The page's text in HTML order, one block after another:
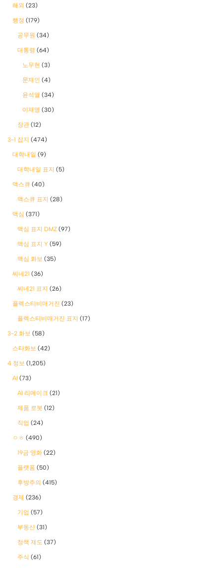
해외 (23)
행정 (179)
공무원 (34)
대통령 (64)
노무현 (3)
문재인 (4)
윤석열 (34)
이재명 (30)
장관 (12)
3-1 잡지 (474)
대학내일 (9)
대학내일 표지 (5)
맥스큐 (40)
맥스큐 표지 (28)
맥심 (371)
맥심 표지 DMZ (97)
맥심 표지 Y (59)
맥심 화보 (35)
씨네21 (36)
씨네21 표지 (26)
플렉스티비매거진 (23)
플렉스티비매거진 표지 (17)
3-2 화보 (58)
스타화보 (42)
4 정보 (1,205)
AI (73)
AI 리메이크 (21)
제품 로봇 (12)
직업 (24)
ㅇㅎ (490)
19금 영화 (22)
플랫폼 (50)
후방주의 (415)
경제 (236)
기업 (57)
부동산 (31)
정책 제도 (37)
주식 (61)